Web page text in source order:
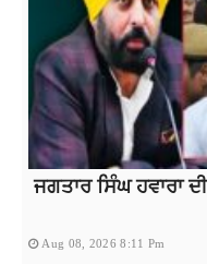
ਜਗਤਾਰ ਸਿੰਘ ਹਵਾਰਾ
Aug 08, 2026 8:11 Pm